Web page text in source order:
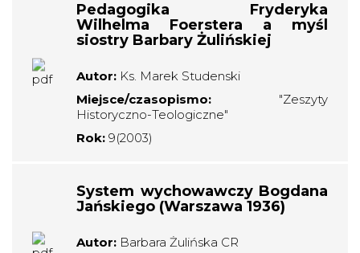
Pedagogika Fryderyka
Wilhelma Foerstera a myśl
siostry Barbary Żulińskiej
Autor: Ks. Marek Studenski
Miejsce/czasopismo: "Zeszyty
Historyczno-Teologiczne"
Rok: 9(2003)
System wychowawczy Bogdana
Jańskiego (Warszawa 1936)
Autor: Barbara Żulińska CR